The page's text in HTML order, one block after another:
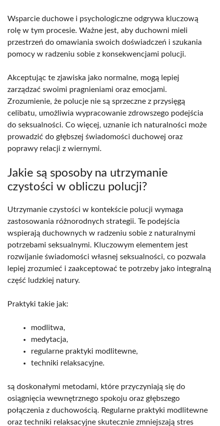
Wsparcie duchowe i psychologiczne odgrywa kluczową
rolę w tym procesie. Ważne jest, aby duchowni mieli
przestrzeń do omawiania swoich doświadczeń i szukania
pomocy w radzeniu sobie z konsekwencjami polucji.
Akceptując te zjawiska jako normalne, mogą lepiej
zarządzać swoimi pragnieniami oraz emocjami.
Zrozumienie, że polucje nie są sprzeczne z przysięgą
celibatu, umożliwia wypracowanie zdrowszego podejścia
do seksualności. Co więcej, uznanie ich naturalności może
prowadzić do głębszej świadomości duchowej oraz
poprawy relacji z wiernymi.
Jakie są sposoby na utrzymanie
czystości w obliczu polucji?
Utrzymanie czystości w kontekście polucji wymaga
zastosowania różnorodnych strategii. Te podejścia
wspierają duchownych w radzeniu sobie z naturalnymi
potrzebami seksualnymi. Kluczowym elementem jest
rozwijanie świadomości własnej seksualności, co pozwala
lepiej zrozumieć i zaakceptować te potrzeby jako integralną
część ludzkiej natury.
Praktyki takie jak:
modlitwa,
medytacja,
regularne praktyki modlitewne,
techniki relaksacyjne.
są doskonałymi metodami, które przyczyniają się do
osiągnięcia wewnętrznego spokoju oraz głębszego
połączenia z duchowością. Regularne praktyki modlitewne
oraz techniki relaksacyjne skutecznie zmniejszają stres